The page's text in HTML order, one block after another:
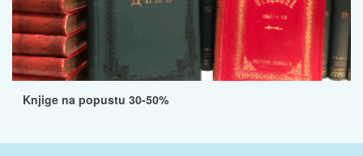
Knjige na popustu 30-50%